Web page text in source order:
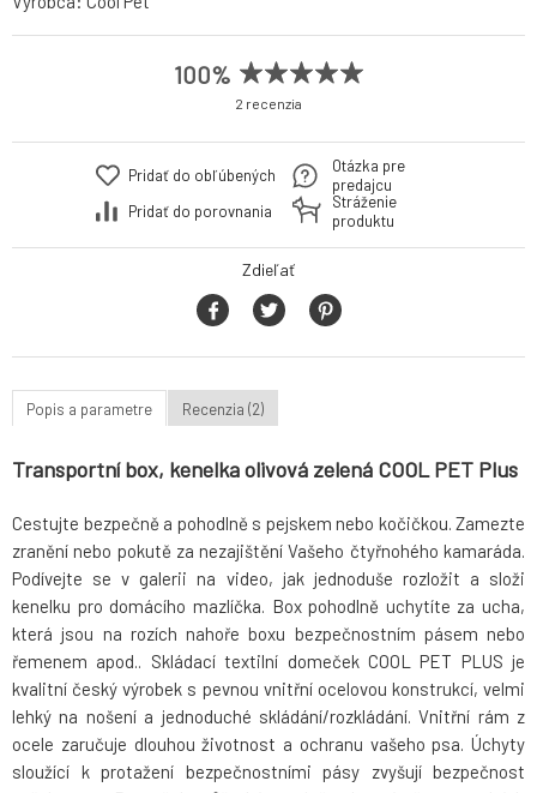
100%
2 recenzia
Pridať do obľúbených
Pridať do porovnania
Otázka pre
predajcu
Stráženie
produktu
Zdieľať
Popis a parametre Recenzia (2)
Transportní box, kenelka olivová zelená COOL PET Plus
Cestujte bezpečně a pohodlně s pejskem nebo kočičkou. Zamezte
zranění nebo pokutě za nezajištění Vašeho čtyřnohého kamaráda.
Podívejte se v galerii na video, jak jednoduše rozložit a složi
kenelku pro domácího mazlíčka. Box pohodlně uchytíte za ucha,
která jsou na rozích nahoře boxu bezpečnostním pásem nebo
řemenem apod.. Skládací textilní domeček COOL PET PLUS je
kvalitní český výrobek s pevnou vnitřní ocelovou konstrukcí, velmi
lehký na nošení a jednoduché skládání/rozkládání. Vnitřní rám z
ocele zaručuje dlouhou životnost a ochranu vašeho psa. Úchyty
sloužící k protažení bezpečnostními pásy zvyšují bezpečnost